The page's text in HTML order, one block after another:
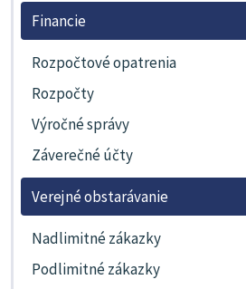
Financie
Rozpočtové opatrenia
Rozpočty
Výročné správy
Záverečné účty
Verejné obstarávanie
Nadlimitné zákazky
Podlimitné zákazky